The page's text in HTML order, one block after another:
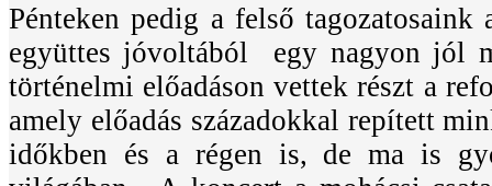
Pénteken pedig a felső tagozatosaink
együttes jóvoltából egy nagyon jól
történelmi előadáson vettek részt a
amely előadás századokkal repített
időkben és a régen is, de ma is